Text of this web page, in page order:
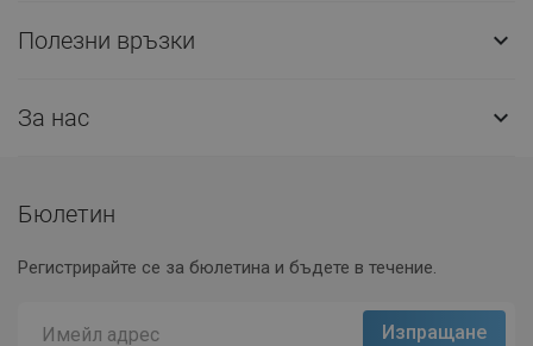
Полезни връзки 
За нас 
Бюлетин
Регистрирайте се за бюлетина и бъдете в течение.